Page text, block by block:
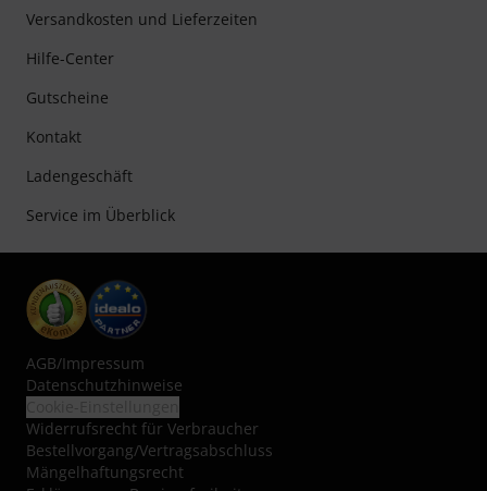
Versandkosten und Lieferzeiten
Hilfe-Center
Gutscheine
Kontakt
Ladengeschäft
Service im Überblick
AGB/Impressum
Datenschutzhinweise
Widerrufsrecht für Verbraucher
Bestellvorgang/Vertragsabschluss
Mängelhaftungsrecht